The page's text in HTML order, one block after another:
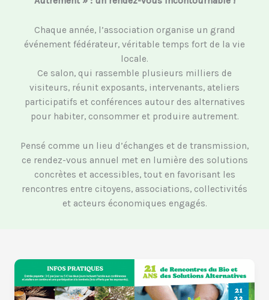
Chaque année, l’association organise un grand
événement fédérateur, véritable temps fort de la vie
locale.
Ce salon, qui rassemble plusieurs milliers de
visiteurs, réunit exposants, intervenants, ateliers
participatifs et conférences autour des alternatives
pour habiter, consommer et produire autrement.
Pensé comme un lieu d’échanges et de transmission,
ce rendez-vous annuel met en lumière des solutions
concrètes et accessibles, tout en favorisant les
rencontres entre citoyens, associations, collectivités
et acteurs économiques engagés.